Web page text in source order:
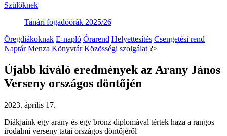
Szülőknek
Tanári fogadóórák 2025/26
Öregdiákoknak E-napló Órarend Helyettesítés Csengetési rend
Naptár Menza Könyvtár Közösségi szolgálat ?>
Újabb kiváló eredmények az Arany János
Verseny országos döntőjén
2023. április 17.
Diákjaink egy arany és egy bronz diplomával tértek haza a rangos
irodalmi verseny tatai országos döntőjéről